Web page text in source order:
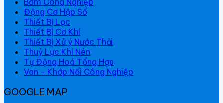
Động Cơ Hộp Số
Thiết Bị Lọc
Thiết Bị Cơ Khí
Thiết Bị Xử ý Nước Thải
Thuỷ Lực Khí Nén
Tự Động Hoá Tổng Hợp
Van - Khớp Nối Công Nghiệp
GOOGLE MAP